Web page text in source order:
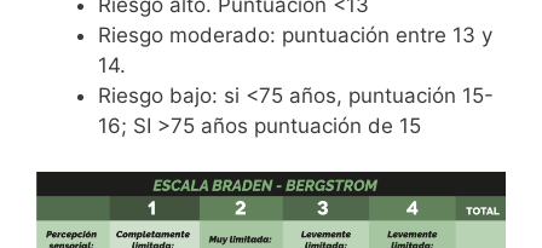
Riesgo moderado: puntuación entre 13 y
14.
Riesgo bajo: si <75 años, puntuación 15-
16; SI >75 años puntuación de 15